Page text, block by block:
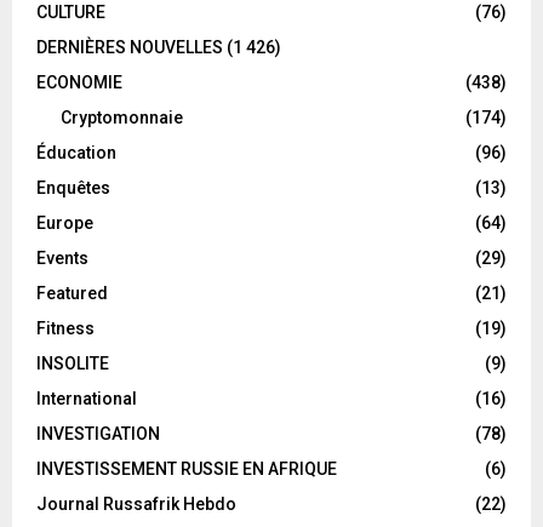
CULTURE
(76)
DERNIÈRES NOUVELLES (1 426)
ECONOMIE
(438)
Cryptomonnaie
(174)
Éducation
(96)
Enquêtes
(13)
Europe
(64)
Events
(29)
Featured
(21)
Fitness
(19)
INSOLITE
(9)
International
(16)
INVESTIGATION
(78)
INVESTISSEMENT RUSSIE EN AFRIQUE
(6)
Journal Russafrik Hebdo
(22)